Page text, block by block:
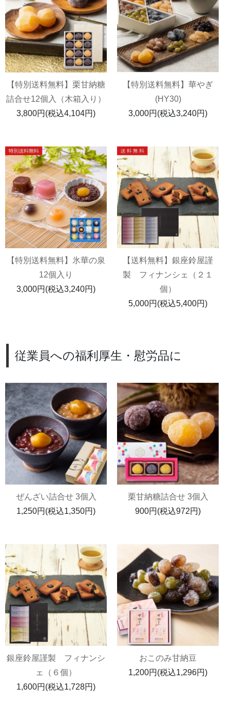
【特別送料無料】栗甘納糖
詰合せ12個入（木箱入り）
3,800円(税込4,104円)
【特別送料無料】華やぎ
(HY30)
3,000円(税込3,240円)
【特別送料無料】氷華の泉
12個入り
3,000円(税込3,240円)
【送料無料】銀座鈴屋謹
製 フィナンシェ（２１
個）
5,000円(税込5,400円)
従業員への福利厚生・慰労品に
ぜんざい詰合せ 3個入
1,250円(税込1,350円)
栗甘納糖詰合せ 3個入
900円(税込972円)
銀座鈴屋謹製 フィナンシ
ェ（６個）
1,600円(税込1,728円)
おこのみ甘納豆
1,200円(税込1,296円)